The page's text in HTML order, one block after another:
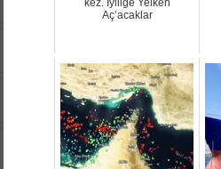
Aç’acaklar